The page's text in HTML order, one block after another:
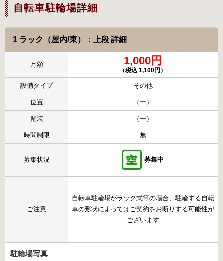
自転車駐輪場詳細
1 ラック（屋内/東）：上段 詳細
月額 1,000円
（税込 1,100円）
設備タイプ その他
位置 （ー）
舗装 （ー）
時間制限 無
募集状況 募集中
ご注意
自転車駐輪場がラック式等の場合、駐輪する自転
車の形状によってはご契約をお断りする可能性が
ございます
駐輪場写真